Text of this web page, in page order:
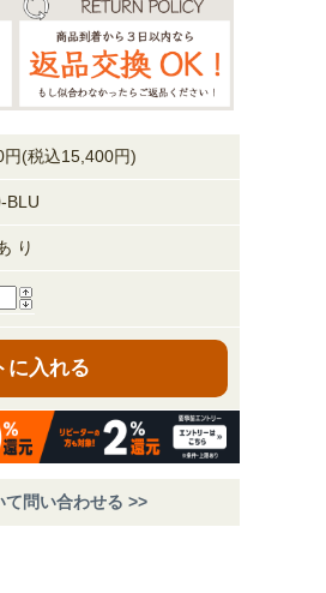
円(税込15,400円)
BLU
り
に入れる
て問い合わせる >>